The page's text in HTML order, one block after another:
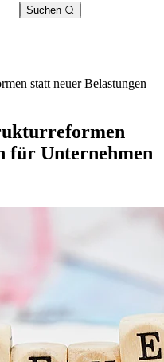
Suchen
statt neuer Belastungen
für Unternehmen